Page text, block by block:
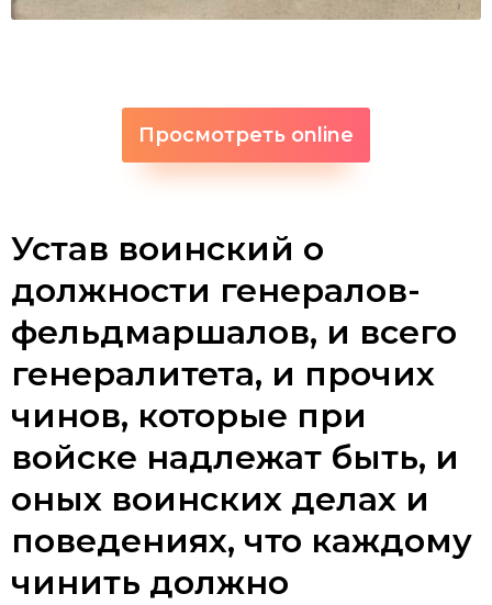
Просмотреть online
Устав воинский о
должности генералов-
фельдмаршалов, и всего
генералитета, и прочих
чинов, которые при
войске надлежат быть, и
оных воинских делах и
поведениях, что каждому
чинить должно